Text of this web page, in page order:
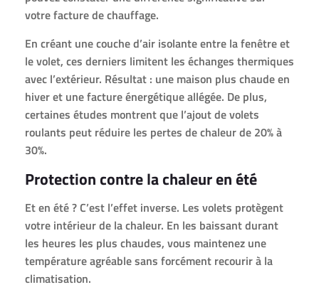
votre facture de chauffage.
En créant une couche d’air isolante entre la fenêtre et
le volet, ces derniers limitent les échanges thermiques
avec l’extérieur. Résultat : une maison plus chaude en
hiver et une facture énergétique allégée. De plus,
certaines études montrent que l’ajout de volets
roulants peut réduire les pertes de chaleur de 20% à
30%.
Protection contre la chaleur en été
Et en été ? C’est l’effet inverse. Les volets protègent
votre intérieur de la chaleur. En les baissant durant
les heures les plus chaudes, vous maintenez une
température agréable sans forcément recourir à la
climatisation.